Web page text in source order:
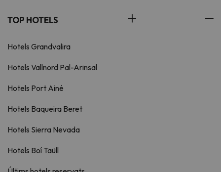
TOP HOTELS
Hotels Grandvalira
Hotels Vallnord Pal-Arinsal
Hotels Port Ainé
Hotels Baqueira Beret
Hotels Sierra Nevada
Hotels Boí Taüll